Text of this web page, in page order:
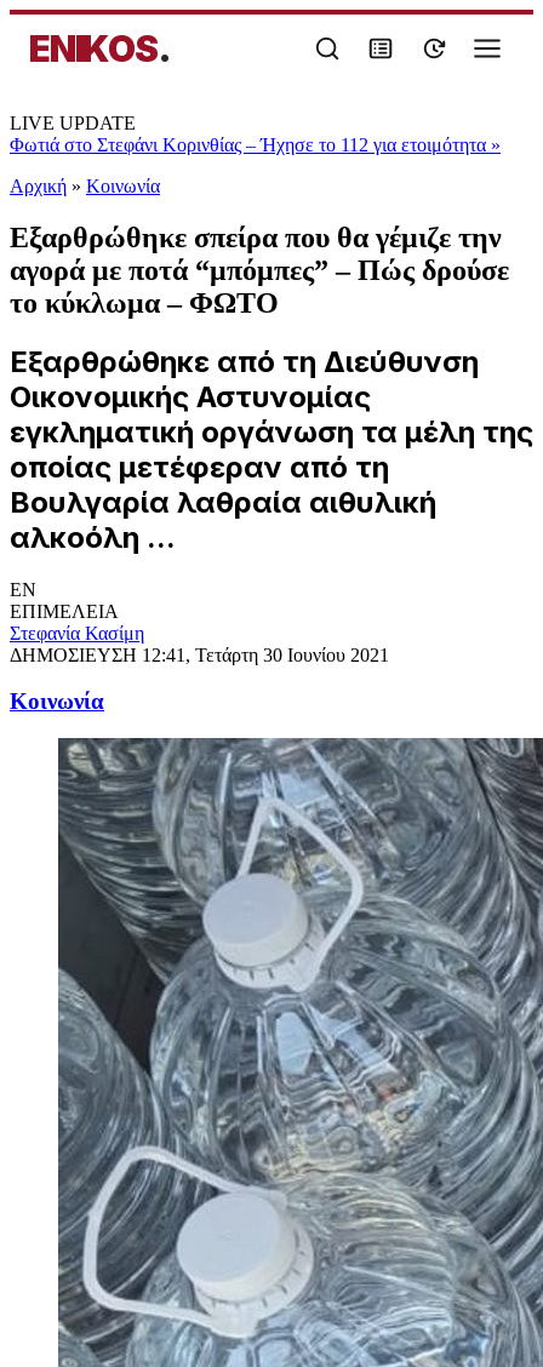
ENIKOS.
LIVE UPDATE
Φωτιά στο Στεφάνι Κορινθίας – Ήχησε το 112 για ετοιμότητα »
Αρχική » Κοινωνία
Εξαρθρώθηκε σπείρα που θα γέμιζε την
αγορά με ποτά “μπόμπες” – Πώς δρούσε
το κύκλωμα – ΦΩΤΟ
Εξαρθρώθηκε από τη Διεύθυνση
Οικονομικής Αστυνομίας
εγκληματική οργάνωση τα μέλη της
οποίας μετέφεραν από τη
Βουλγαρία λαθραία αιθυλική
αλκοόλη ...
EN
ΕΠΙΜΕΛΕΙΑ
Στεφανία Κασίμη
ΔΗΜΟΣΙΕΥΣΗ 12:41, Τετάρτη 30 Ιουνίου 2021
Κοινωνία